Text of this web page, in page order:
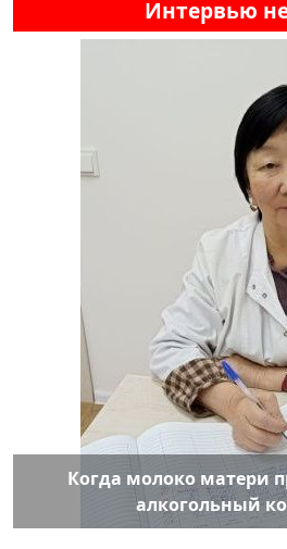
Интервью
Когда молоко матери
алкогольный